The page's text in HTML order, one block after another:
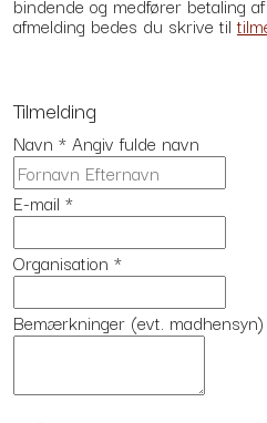
afmelding bedes du skrive til
Tilmelding
Navn * Angiv fulde navn
E-mail *
Organisation *
Bemærkninger (evt. madhensyn)